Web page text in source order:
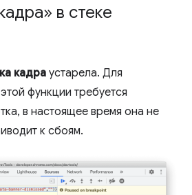
в стеке
кадраустарела. Для
функции требуется
в настоящее время она не
к сбоям.